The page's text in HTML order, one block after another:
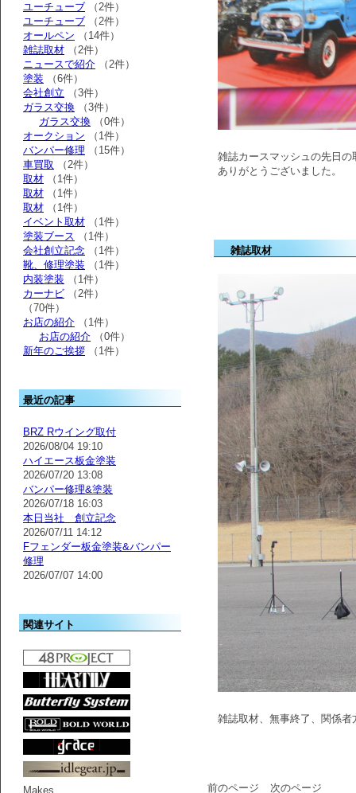
雑誌カースマッシュの先日
ありがとうございました。
雑誌取材
雑誌取材、無事終了、関係
前のページ 次のページ
ユーチューブ （2件）
ユーチューブ （2件）
オールペン （14件）
雑誌取材 （2件）
ニュースで紹介 （2件）
塗装 （6件）
会社創立 （3件）
ガラス交換 （3件）
ガラス交換 （0件）
オークション （1件）
バンパー修理 （15件）
車買取 （2件）
取材 （1件）
取材 （1件）
取材 （1件）
イベント取材 （1件）
塗装ブース （1件）
会社創立記念 （1件）
靴、修理塗装 （1件）
内装塗装 （1件）
カーナビ （2件）
（70件）
お店の紹介 （1件）
お店の紹介 （0件）
新年のご挨拶 （1件）
最近の記事
BRZ Rウイング取付
2026/08/04 19:10
ハイエース板金塗装
2026/07/20 13:08
バンパー修理&塗装
2026/07/18 16:03
本日当社 創立記念
2026/07/11 14:12
Fフェンダー板金塗装&バンパー
修理
2026/07/07 14:00
関連サイト
Makes